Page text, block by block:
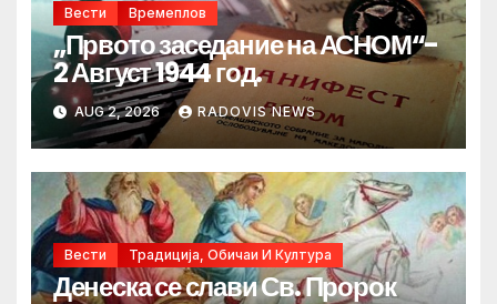
Вести Времеплов
„Првото заседание на АСНОМ“-
2 Август 1944 год.
AUG 2, 2026 RADOVIS NEWS
Вести Традиција, Обичаи И Култура
Денеска се слави Св. Пророк